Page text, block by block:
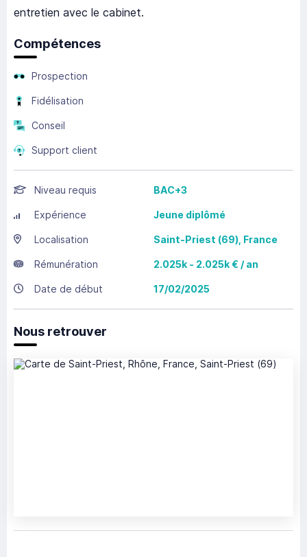
entretien avec le cabinet.
Compétences
Prospection
Fidélisation
Conseil
Support client
Niveau requis BAC+3
Expérience Jeune diplômé
Localisation Saint-Priest (69), France
Rémunération 2.025k - 2.025k € / an
Date de début 17/02/2025
Nous retrouver